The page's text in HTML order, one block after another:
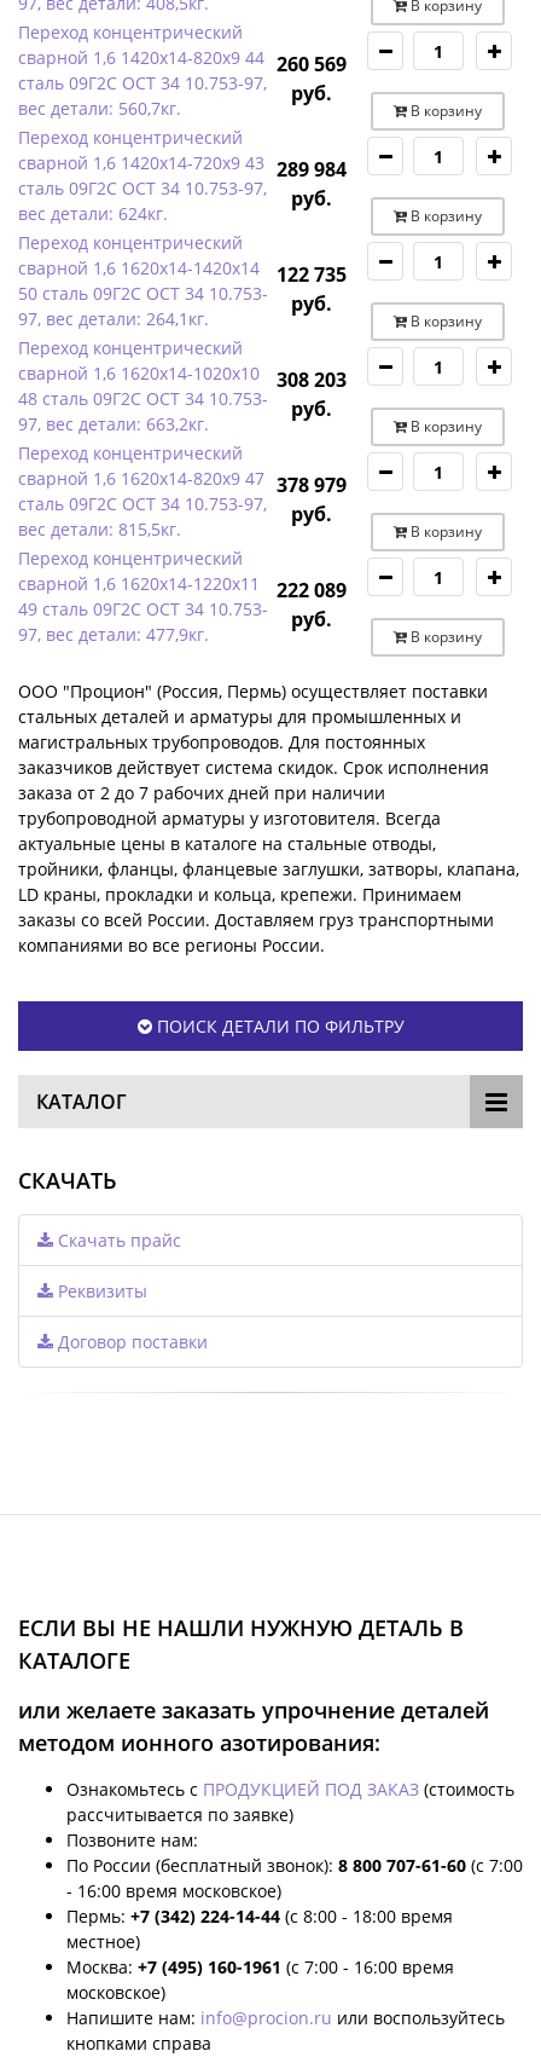
В корзину
Переход концентрический
сварной 1,6 1420х14-820х9 44
сталь 09Г2С ОСТ 34 10.753-97,
вес детали: 560,7кг.
260 569
руб.
В корзину
Переход концентрический
сварной 1,6 1420х14-720х9 43
сталь 09Г2С ОСТ 34 10.753-97,
вес детали: 624кг.
289 984
руб.
В корзину
Переход концентрический
сварной 1,6 1620х14-1420х14
50 сталь 09Г2С ОСТ 34 10.753-
97, вес детали: 264,1кг.
122 735
руб.
В корзину
Переход концентрический
сварной 1,6 1620х14-1020х10
48 сталь 09Г2С ОСТ 34 10.753-
97, вес детали: 663,2кг.
308 203
руб.
В корзину
Переход концентрический
сварной 1,6 1620х14-820х9 47
сталь 09Г2С ОСТ 34 10.753-97,
вес детали: 815,5кг.
378 979
руб.
В корзину
Переход концентрический
сварной 1,6 1620х14-1220х11
49 сталь 09Г2С ОСТ 34 10.753-
97, вес детали: 477,9кг.
222 089
руб.
В корзину
ООО "Процион" (Россия, Пермь) осуществляет поставки
стальных деталей и арматуры для промышленных и
магистральных трубопроводов. Для постоянных
заказчиков действует система скидок. Срок исполнения
заказа от 2 до 7 рабочих дней при наличии
трубопроводной арматуры у изготовителя. Всегда
актуальные цены в каталоге на стальные отводы,
тройники, фланцы, фланцевые заглушки, затворы, клапана,
LD краны, прокладки и кольца, крепежи. Принимаем
заказы со всей России. Доставляем груз транспортными
компаниями во все регионы России.
ПОИСК ДЕТАЛИ ПО ФИЛЬТРУ
КАТАЛОГ
СКАЧАТЬ
Скачать прайс
Реквизиты
Договор поставки
ЕСЛИ ВЫ НЕ НАШЛИ НУЖНУЮ ДЕТАЛЬ В
КАТАЛОГЕ
или желаете заказать упрочнение деталей
методом ионного азотирования:
Ознакомьтесь с ПРОДУКЦИЕЙ ПОД ЗАКАЗ (стоимость
рассчитывается по заявке)
Позвоните нам:
По России (бесплатный звонок): 8 800 707-61-60 (с 7:00
- 16:00 время московское)
Пермь: +7 (342) 224-14-44 (с 8:00 - 18:00 время
местное)
Москва: +7 (495) 160-1961 (с 7:00 - 16:00 время
московское)
Напишите нам: info@procion.ru или воспользуйтесь
кнопками справа